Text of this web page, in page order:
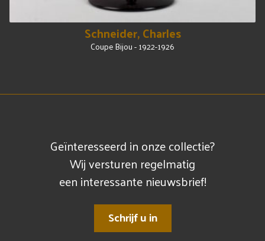
Schneider, Charles
Coupe Bijou - 1922-1926
Geïnteresseerd in onze collectie?
Wij versturen regelmatig
een interessante nieuwsbrief!
Schrijf u in